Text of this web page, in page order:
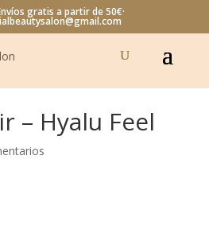
gratis a partir de 50€·
– Hyalu Feel